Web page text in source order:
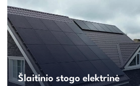
Šlaitinio
stogo
Šlaitinio stogo elektrinė